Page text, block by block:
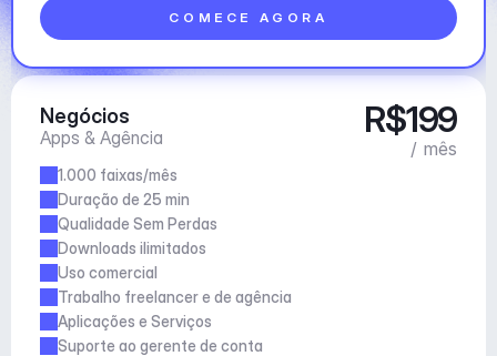
COMECE AGORA
Negócios
Apps & Agência R$199
/ mês
1.000 faixas/mês
Duração de 25 min
Qualidade Sem Perdas
Downloads ilimitados
Uso comercial
Trabalho freelancer e de agência
Aplicações e Serviços
Suporte ao gerente de conta